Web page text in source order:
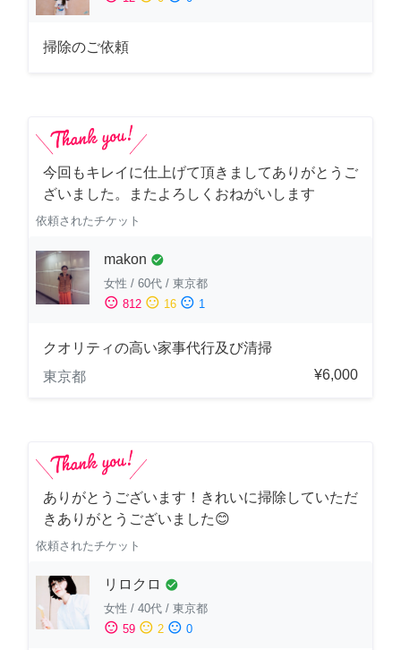
掃除のご依頼
今回もキレイに仕上げて頂きましてありがとうご
ざいました。またよろしくおねがいします
依頼されたチケット
makon check_circle
女性 / 60代 / 東京都
sentiment_satisfied 812 sentiment_neutral 16 sentiment_dissatisfied 1
クオリティの高い家事代行及び清掃
東京都
¥6,000
ありがとうございます！きれいに掃除していただ
きありがとうございました😊
依頼されたチケット
リロクロ check_circle
女性 / 40代 / 東京都
sentiment_satisfied 59 sentiment_neutral 2 sentiment_dissatisfied 0